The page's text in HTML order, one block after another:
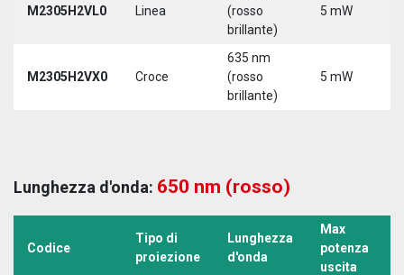
M2305H2VL0 Linea
(rosso
brillante)
5 mW
M2305H2VX0 Croce
635 nm
(rosso
brillante)
5 mW
Lunghezza d'onda: 650 nm (rosso)
Codice
Tipo di
proiezione
Lunghezza
d'onda
Max
potenza
uscita